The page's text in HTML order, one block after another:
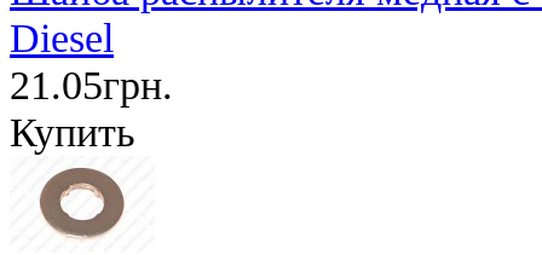
Diesel
21.05грн.
Купить